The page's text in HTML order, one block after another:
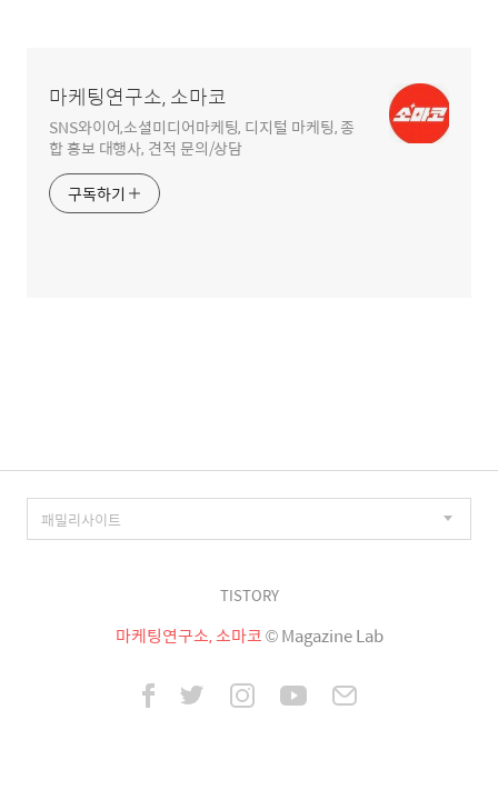
마케팅연구소, 소마코
SNS와이어,소셜미디어마케팅, 디지털 마케팅, 종
합 홍보 대행사, 견적 문의/상담
구독하기
TISTORY
마케팅연구소, 소마코© Magazine Lab